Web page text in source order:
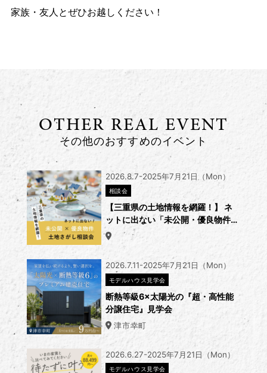
家族・友人とぜひお越しください！
OTHER REAL EVENT
その他のおすすめのイベント
2026.8.7-2025年7月21日（Mon）
相談会
【三重県の土地情報を網羅！】 ネ
ットに出ない「未公開・優良物件」
の探し方相談会
2026.7.11-2025年7月21日（Mon）
モデルハウス見学会
断熱等級6×太陽光の『超・高性能
分譲住宅』見学会
津市幸町
2026.6.27-2025年7月21日（Mon）
モデルハウス見学会